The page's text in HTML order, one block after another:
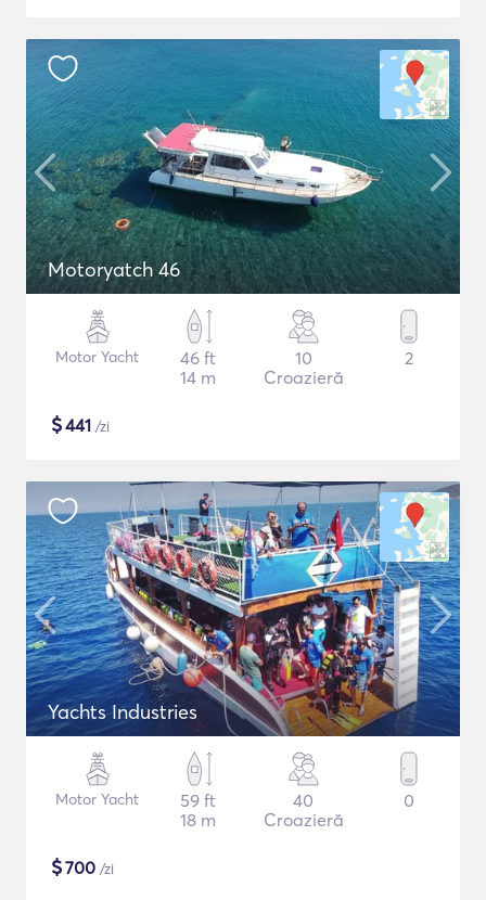
Motoryatch 46
Motor Yacht
46 ft
14 m
10
Croazieră
2
$441 /zi
Yachts Industries
Motor Yacht
59 ft
18 m
40
Croazieră
0
$700 /zi